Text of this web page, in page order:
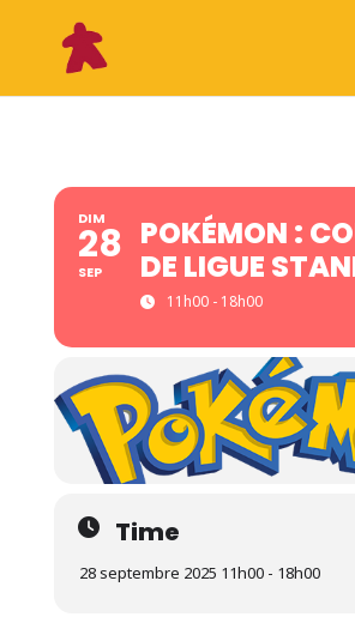
DIM
28
SEP
POKÉMON :
DE LIGUE
11h00 - 18h00
Time
28 septembre 2025 11h00 - 18h00